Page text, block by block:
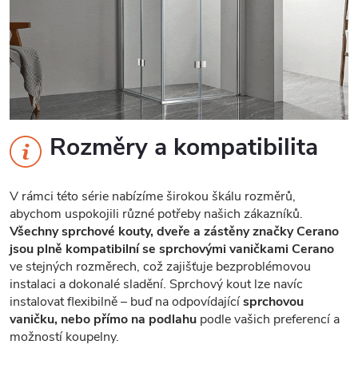
Rozměry a kompatibilita
V rámci této série nabízíme širokou škálu rozměrů,
abychom uspokojili různé potřeby našich zákazníků.
Všechny sprchové kouty, dveře a zástěny značky Cerano
jsou plně kompatibilní se sprchovými vaničkami Cerano
ve stejných rozměrech, což zajišťuje bezproblémovou
instalaci a dokonalé sladění. Sprchový kout lze navíc
instalovat flexibilně – buď na odpovídajícísprchovou
vaničku, nebo přímo na podlahu podle vašich preferencí a
možností koupelny.